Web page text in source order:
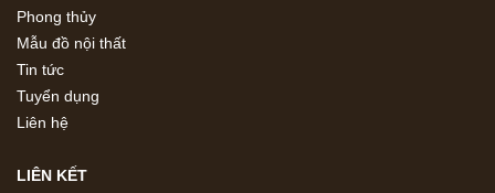
Phong thủy
Mẫu đồ nội thất
Tin tức
Tuyển dụng
Liên hệ
LIÊN KẾT